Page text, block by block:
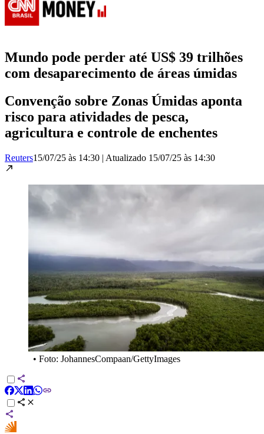
Mundo pode perder até US$ 39 trilhões
com desaparecimento de áreas úmidas
Convenção sobre Zonas Úmidas aponta
risco para atividades de pesca,
agricultura e controle de enchentes
Reuters15/07/25 às 14:30 | Atualizado 15/07/25 às 14:30
• Foto: JohannesCompaan/GettyImages